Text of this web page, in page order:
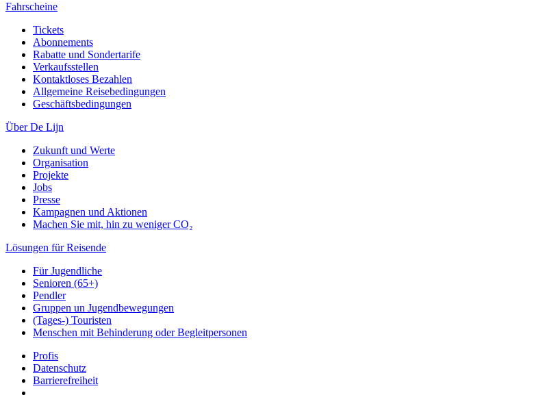
Fahrscheine
Tickets
Abonnements
Rabatte und Sondertarife
Verkaufsstellen
Kontaktloses Bezahlen
Allgemeine Reisebedingungen
Geschäftsbedingungen
Über De Lijn
Zukunft und Werte
Organisation
Projekte
Jobs
Presse
Kampagnen und Aktionen
Machen Sie mit, hin zu weniger CO₂
Lösungen für Reisende
Für Jugendliche
Senioren (65+)
Pendler
Gruppen un Jugendbewegungen
(Tages-) Touristen
Menschen mit Behinderung oder Begleitpersonen
Profis
Datenschutz
Barrierefreiheit